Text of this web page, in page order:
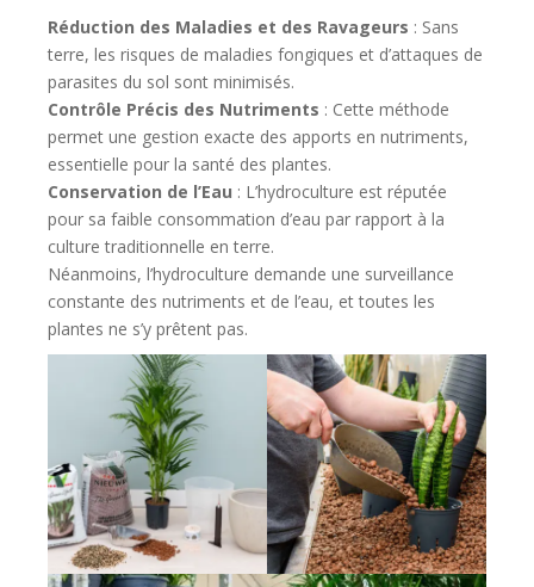
Réduction des Maladies et des Ravageurs : Sans
terre, les risques de maladies fongiques et d’attaques de
parasites du sol sont minimisés.
Contrôle Précis des Nutriments : Cette méthode
permet une gestion exacte des apports en nutriments,
essentielle pour la santé des plantes.
Conservation de l’Eau : L’hydroculture est réputée
pour sa faible consommation d’eau par rapport à la
culture traditionnelle en terre.
Néanmoins, l’hydroculture demande une surveillance
constante des nutriments et de l’eau, et toutes les
plantes ne s’y prêtent pas.